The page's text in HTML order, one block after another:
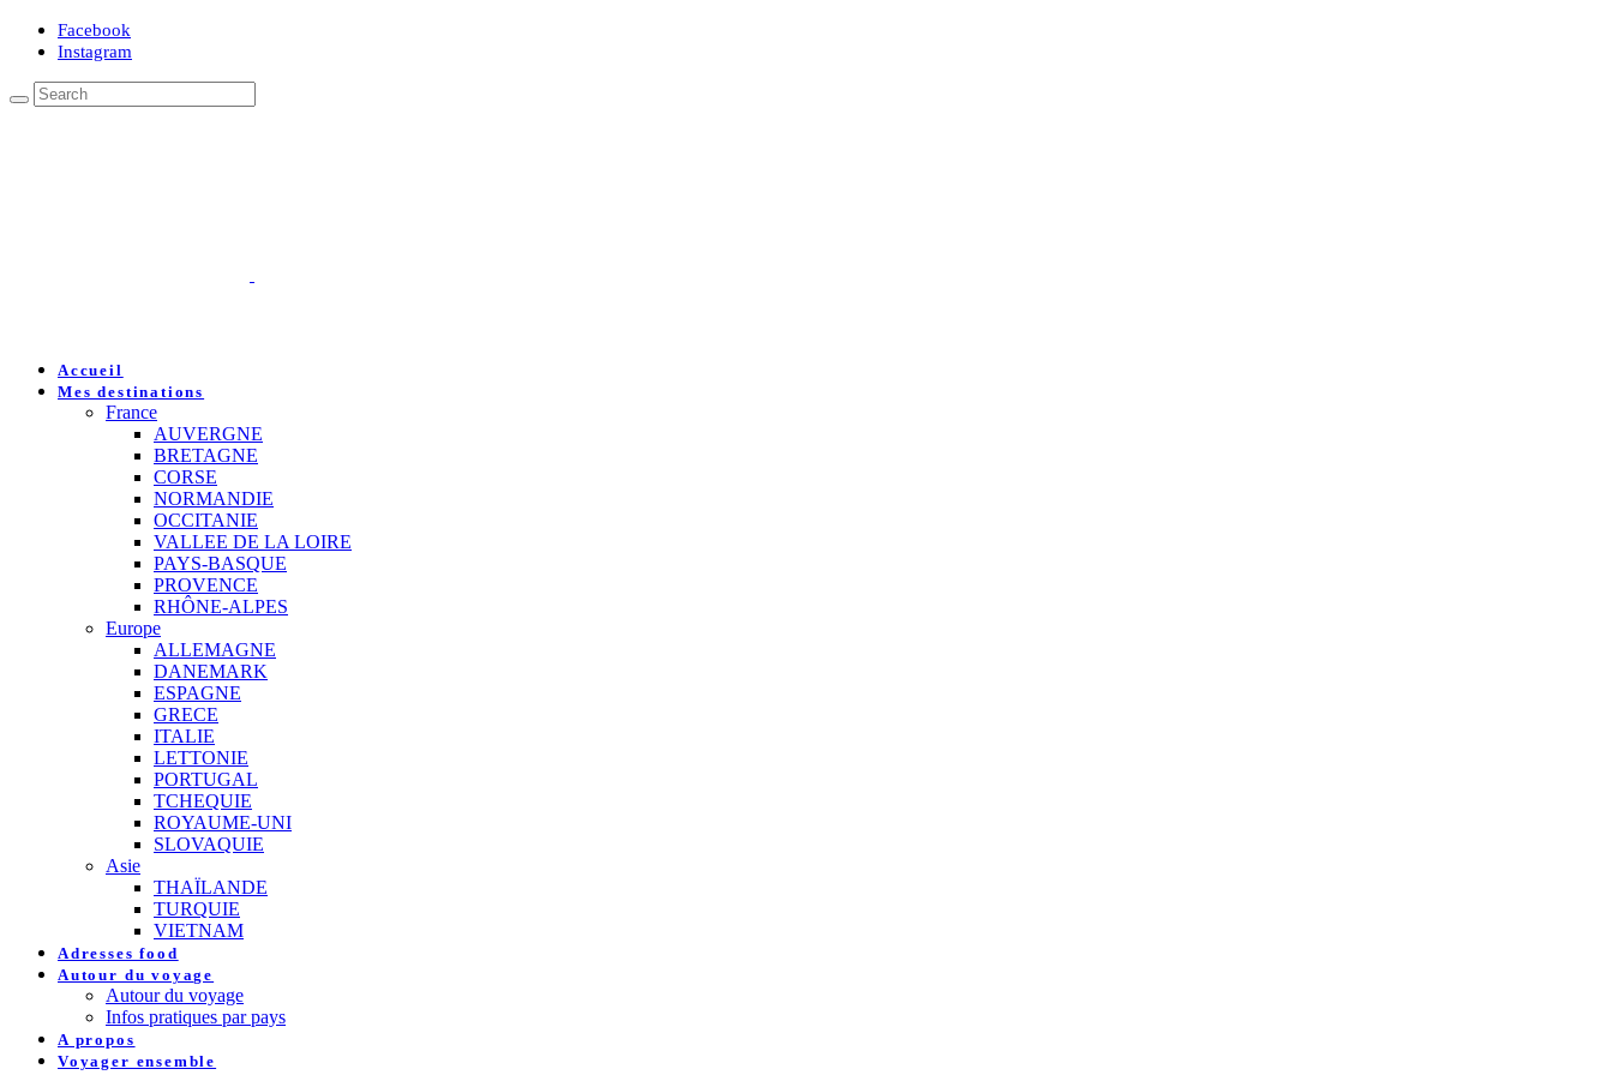
Facebook
Instagram
Accueil
Mes destinations
France
AUVERGNE
BRETAGNE
CORSE
NORMANDIE
OCCITANIE
VALLEE DE LA LOIRE
PAYS-BASQUE
PROVENCE
RHÔNE-ALPES
Europe
ALLEMAGNE
DANEMARK
ESPAGNE
GRECE
ITALIE
LETTONIE
PORTUGAL
TCHEQUIE
ROYAUME-UNI
SLOVAQUIE
Asie
THAÏLANDE
TURQUIE
VIETNAM
Adresses food
Autour du voyage
Autour du voyage
Infos pratiques par pays
A propos
Voyager ensemble